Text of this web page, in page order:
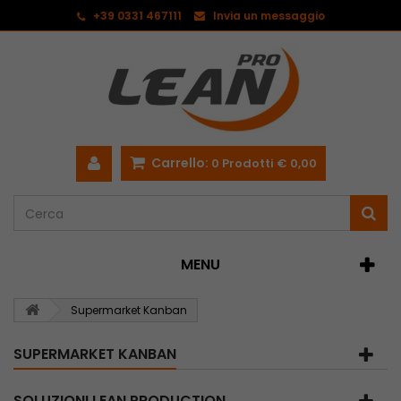
+39 0331 467111 Invia un messaggio
Carrello: 0 Prodotti € 0,00
MENU
Supermarket Kanban
SUPERMARKET KANBAN